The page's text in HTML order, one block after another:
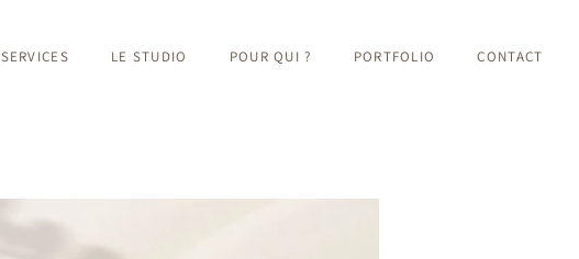
SERVICES LE STUDIO POUR QUI ? PORTFOLIO CONTACT